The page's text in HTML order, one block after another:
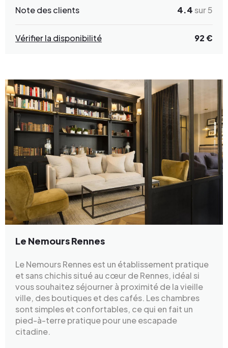
Note des clients 4.4 sur 5
Vérifier la disponibilité 92 €
Le Nemours Rennes
Le Nemours Rennes est un établissement pratique
et sans chichis situé au cœur de Rennes, idéal si
vous souhaitez séjourner à proximité de la vieille
ville, des boutiques et des cafés. Les chambres
sont simples et confortables, ce qui en fait un
pied-à-terre pratique pour une escapade
citadine.